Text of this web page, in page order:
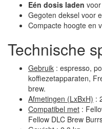
Eén dosis laden
Gegoten deksel voor
Compacte hoogte en
Technische
Gebruik : espresso,
koffiezetapparaten,
brew.
Afmetingen (LxBxH) :
Compatibel met :
Fellow DLC Brew